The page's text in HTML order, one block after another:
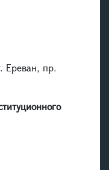
Ереван, пр.